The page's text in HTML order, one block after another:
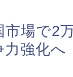
市場で2
力強化へ